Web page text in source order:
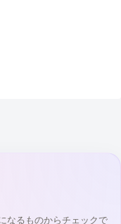
なるものからチェックで